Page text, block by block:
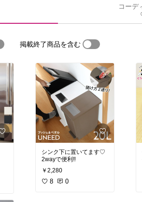
コーデ
掲載終了商品を含む
シンク下に置いてます♡
2wayで便利‼︎
￥2,280
8 0